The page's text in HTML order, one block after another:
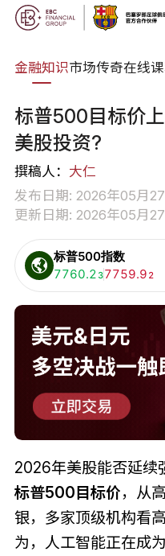
金融知识市场传奇在线
标普500目标价
美股投资?
撰稿人： 大仁
发布日期: 2026年05月
更新日期: 2026年05月
标普500指数
买入:
7760.2 3卖出:
7759.9 2
2026年美股能否延续
标普500目标价，从
银，多家顶级机构看
为，人工智能正在成